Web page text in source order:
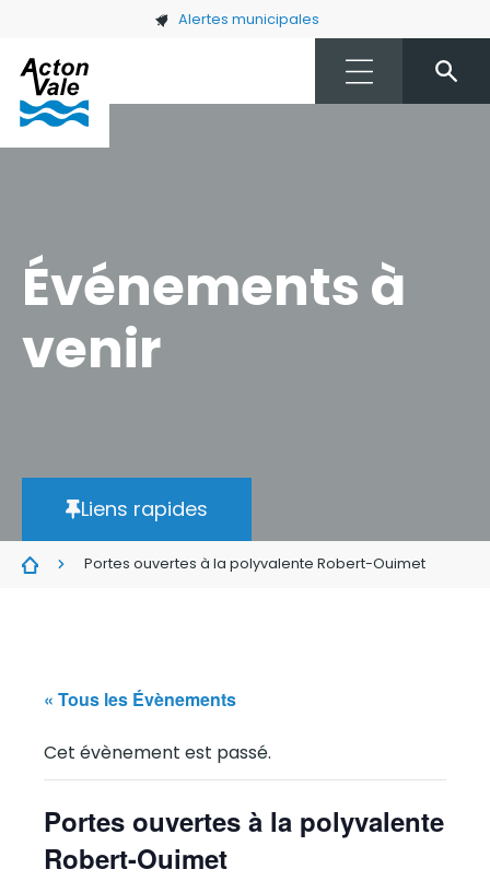
Skip to main content Alertes municipales
Événements à
venir
Liens rapides
Portes ouvertes à la polyvalente Robert-Ouimet
« Tous les Évènements
Cet évènement est passé.
Portes ouvertes à la polyvalente
Robert-Ouimet